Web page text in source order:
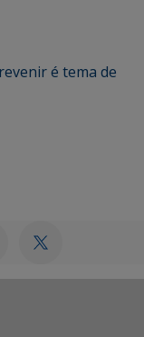
é tema de